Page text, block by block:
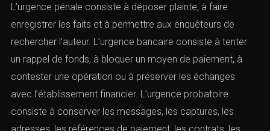
L’urgence pénale consiste à déposer plainte, à faire
enregistrer les faits et à permettre aux enquêteurs de
rechercher l’auteur. L’urgence bancaire consiste à tenter
un rappel de fonds, à bloquer un moyen de paiement, à
contester une opération ou à préserver les échanges
avec l’établissement financier. L’urgence probatoire
consiste à conserver les messages, les captures, les